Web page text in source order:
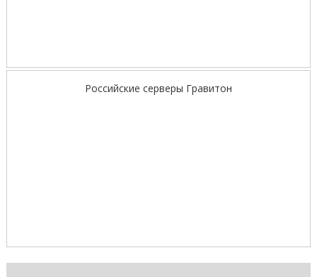
Российские серверы Гравитон